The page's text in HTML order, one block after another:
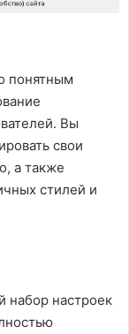
понятным
Вы
свои
а также
стилей и
набор настроек